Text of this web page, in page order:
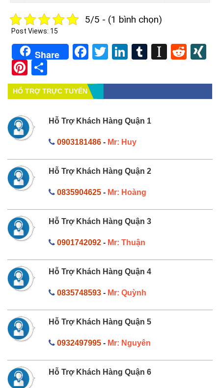
5/5 - (1 bình chọn)
Post Views: 15
Share Facebook
TwitterLinkedIn
Tumblr
Pinterest
HỔ TRỢ TRỰC TUYẾN
Hỗ Trợ Khách Hàng Quận 1
0903181486- Mr: Huy
Hỗ Trợ Khách Hàng Quận 2
0835904625- Mr: Hoàng
Hỗ Trợ Khách Hàng Quận 3
0901742092- Mr: Thuận
Hỗ Trợ Khách Hàng Quận 4
0835748593- Mr: Quỳnh
Hỗ Trợ Khách Hàng Quận 5
0932497995- Mr: Nguyên
Hỗ Trợ Khách Hàng Quận 6